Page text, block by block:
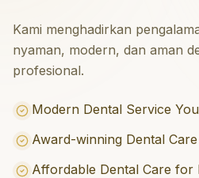
Kami menghadirkan
nyaman, modern, dan aman
profesional.
Modern Dental Service
Award-winning Dental Care
Affordable Dental Care for